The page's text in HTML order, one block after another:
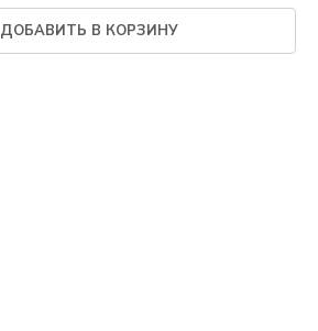
ДОБАВИТЬ В КОРЗИНУ